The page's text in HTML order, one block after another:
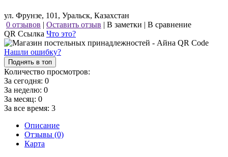
ул. Фрунзе, 101, Уральск, Казахстан
0 отзывов | Оставить отзыв | В заметки | В сравнение
QR Ссылка Что это?
Нашли ошибку?
Поднять в топ
Количество просмотров:
За сегодня: 0
За неделю: 0
За месяц: 0
За все время: 3
Описание
Отзывы (0)
Карта